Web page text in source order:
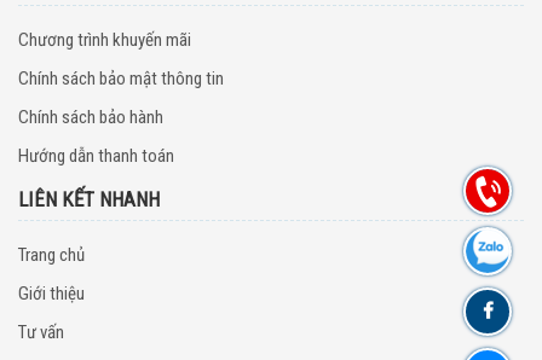
Chương trình khuyến mãi
Chính sách bảo mật thông tin
Chính sách bảo hành
Hướng dẫn thanh toán
LIÊN KẾT NHANH
Trang chủ
Giới thiệu
Tư vấn